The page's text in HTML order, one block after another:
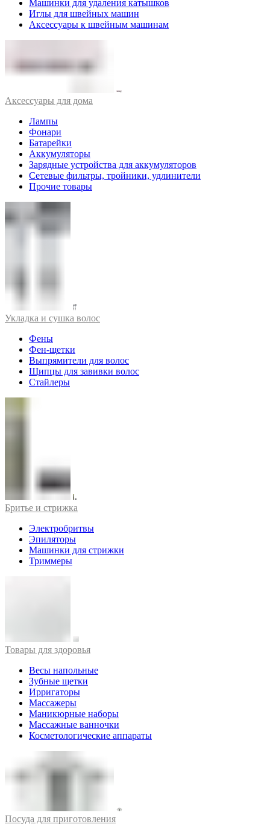
Машинки для удаления катышков
Иглы для швейных машин
Аксессуары к швейным машинам
Аксессуары для дома
Лампы
Фонари
Батарейки
Аккумуляторы
Зарядные устройства для аккумуляторов
Сетевые фильтры, тройники, удлинители
Прочие товары
Укладка и сушка волос
Фены
Фен-щетки
Выпрямители для волос
Щипцы для завивки волос
Стайлеры
Бритье и стрижка
Электробритвы
Эпиляторы
Машинки для стрижки
Триммеры
Товары для здоровья
Весы напольные
Зубные щетки
Ирригаторы
Массажеры
Маникюрные наборы
Массажные ванночки
Косметологические аппараты
Посуда для приготовления